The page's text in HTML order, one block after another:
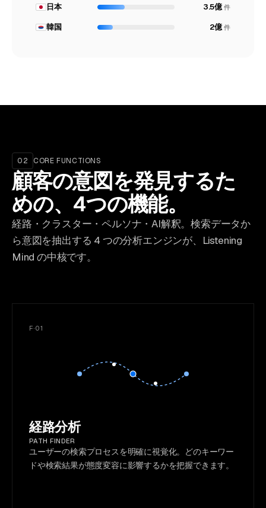
日本 3.5億 件
韓国 2億 件
02 CORE FUNCTIONS
顧客の意図を発見するた
めの、4つの機能。
経路・クラスター・ペルソナ・AI解釈。検索データか
ら意図を抽出する 4 つの分析エンジンが、Listening
Mind の中核です。
F·01
経路分析
PATH FINDER
ユーザーの検索プロセスを明確に視覚化。どのキーワー
ドや検索結果が態度変容に影響するかを把握できます。